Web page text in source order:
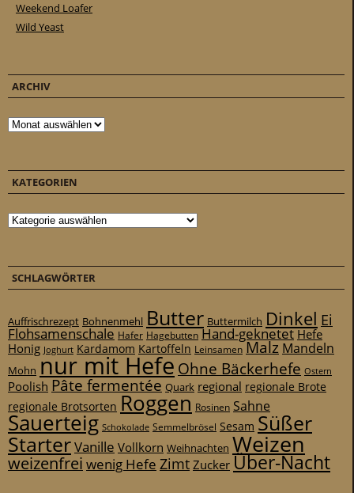
Weekend Loafer
Wild Yeast
ARCHIV
Archiv
KATEGORIEN
Kategorien
SCHLAGWÖRTER
Auffrischrezept Bohnenmehl Butter Buttermilch Dinkel Ei
Flohsamenschale Hafer Hagebutten Hand-geknetet Hefe
Honig Joghurt Kardamom Kartoffeln Leinsamen Malz Mandeln
Mohn nur mit Hefe Ohne Bäckerhefe Ostern
Poolish Pâte fermentée Quark regional regionale Brote
regionale Brotsorten Roggen Rosinen Sahne
Sauerteig Schokolade Semmelbrösel Sesam Süßer
StarterVanille Vollkorn Weihnachten Weizen
weizenfrei wenig Hefe ZimtZuckerÜber-Nacht